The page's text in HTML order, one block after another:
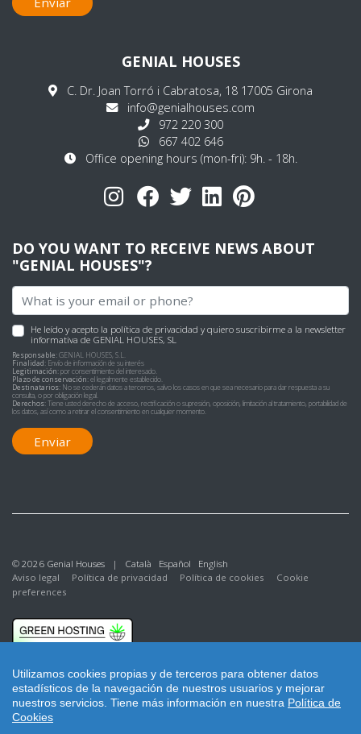
Utilizamos cookies propias y de terceros para obtener datos
estadísticos de la navegación de nuestros usuarios y mejorar
nuestros servicios. Tiene más información en nuestra Política de
Cookies
GENIAL HOUSES
C. Dr. Joan Torró i Cabratosa, 18 17005 Girona
info@genialhouses.com
972 220 300
667 402 646
Office opening hours (mon-fri): 9h. - 18h.
DO YOU WANT TO RECEIVE NEWS ABOUT
"GENIAL HOUSES"?
He leído y acepto la política de privacidad y quiero suscribirme a la newsletter
informativa de GENIAL HOUSES, SL
Responsable:GENIAL HOUSES, S.L.
Finalidad: Envío de información de su interés
Legitimación:por consentimiento del interesado.
Plazo de conservación:el legalmente establecido.
Destinatarios: No se cederán datos a terceros, salvo los casos en que sea necesario para dar respuesta a su
consulta, o por obligación legal.
Derechos:Tiene usted derecho de acceso, rectificación o supresión, oposición, limitación al tratamiento, portabilidad de
los datos, así como a retirar el consentimiento en cualquier momento.
Enviar
© 2026 Genial Houses | Català Español
English
Aviso legal
Política de privacidad Política de cookies
Cookie
preferences